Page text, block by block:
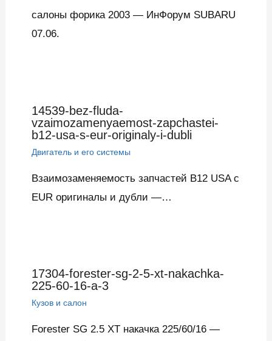
салоны форика 2003 — ИнФорум SUBARU
07.06.
14539-bez-fluda-
vzaimozamenyaemost-zapchastei-
b12-usa-s-eur-originaly-i-dubli
Двигатель и его системы
Взаимозаменяемость запчастей B12 USA с
EUR оригиналы и дубли —…
17304-forester-sg-2-5-xt-nakachka-
225-60-16-a-3
Кузов и салон
Forester SG 2.5 XT накачка 225/60/16 —